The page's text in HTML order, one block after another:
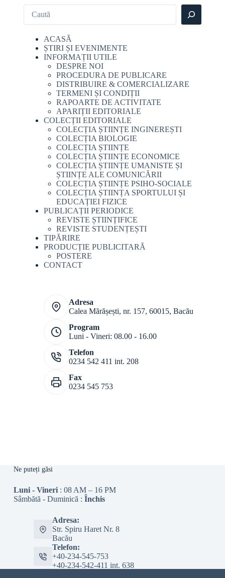
ACASĂ
ȘTIRI ȘI EVENIMENTE
INFORMAȚII UTILE
DESPRE NOI
PROCEDURA DE PUBLICARE
DISTRIBUIRE & COMERCIALIZARE
TERMENI ȘI CONDIȚII
RAPOARTE DE ACTIVITATE
APARIȚII EDITORIALE
COLECȚII EDITORIALE
COLECȚIA ȘTIINȚE INGINEREȘTI
COLECȚIA BIOLOGIE
COLECȚIA ȘTIINȚE
COLECȚIA ȘTIINȚE ECONOMICE
COLECȚIA ȘTIINȚE UMANISTE ȘI
ȘTIINȚE ALE COMUNICĂRII
COLECȚIA ȘTIINȚE PSIHO-SOCIALE
COLECȚIA ȘTIINȚA SPORTULUI ȘI
EDUCAȚIEI FIZICE
PUBLICAȚII PERIODICE
REVISTE ȘTIINȚIFICE
REVISTE STUDENȚEȘTI
TIPĂRIRE
PRODUCȚIE PUBLICITARĂ
POSTERE
CONTACT
Adresa
Calea Mărășești, nr. 157, 60015, Bacău
Program
Luni - Vineri: 08.00 - 16.00
Telefon
0234 542 411 int. 208
Fax
0234 545 753
Ne puteți găsi
Luni - Vineri: 08 AM – 16 PM
Sâmbătă - Duminică : Închis
Adresa:
Str. Spiru Haret Nr. 8
Bacău
Telefon:
+40-234-545-753
+40-234-542-411 int. 638